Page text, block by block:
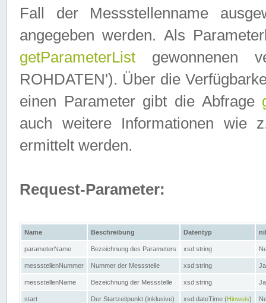
Fall der Messstellenname
angegeben werden. Als
getParameterList gewonnenen
ROHDATEN'). Über die
einen Parameter gibt die Abfrage
auch weitere Informationen wie
ermittelt werden.
Request-Parameter:
Name Beschreibung Datentyp nil
parameterName Bezeichnung des Parameters xsd:string
messstellenNummer Nummer der Messstelle xsd:string Ja
messstellenName Bezeichnung der Messstelle xsd:string Ja
start Der Startzeitpunkt (inklusive) xsd:dateTime (Hinweis)